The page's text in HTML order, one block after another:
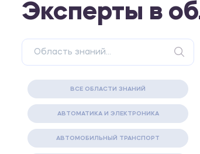
Эксперты в
ВСЕ ОБЛАСТИ ЗНАНИЙ
АВТОМАТИКА И ЭЛЕКТРОНИКА
АВТОМОБИЛЬНЫЙ ТРАНСПОРТ